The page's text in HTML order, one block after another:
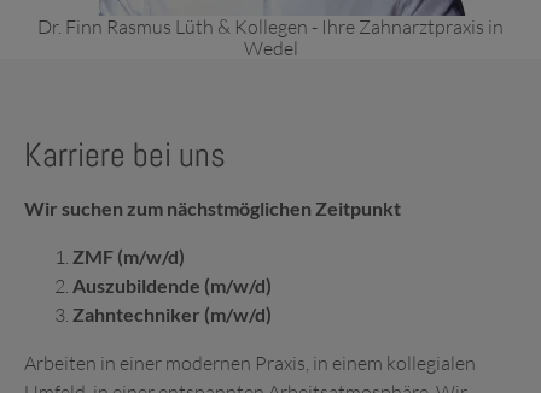
Dr. Finn Rasmus Lüth & Kollegen - Ihre Zahnarztpraxis in
Wedel
Karriere bei uns
Wir suchen zum nächst­möglichen Zeit­punkt
ZMF (m/w/d)
Auszubildende (m/w/d)
Zahntechniker (m/w/d)
Arbeiten in einer modernen Praxis, in einem kollegialen